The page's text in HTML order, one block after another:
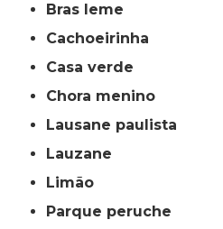
bras leme
cachoeirinha
casa verde
chora menino
lausane paulista
lauzane
limão
parque peruche